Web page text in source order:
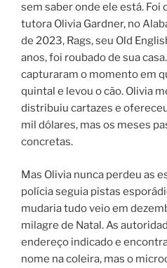
sem saber onde ele está. Foi
tutora Olivia Gardner, no
de 2023, Rags, seu Old
anos, foi roubado de sua
capturaram o momento em
quintal e levou o cão. Olivia
distribuiu cartazes e
mil dólares, mas os meses
concretas.
Mas Olivia nunca perdeu as
polícia seguia pistas
mudaria tudo veio em
milagre de Natal. As
endereço indicado e
nome na coleira, mas o